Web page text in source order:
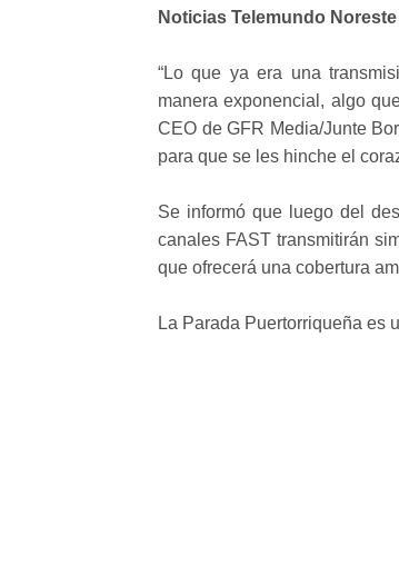
Noticias Telemundo Noreste
“Lo que ya era una
manera exponencial, algo
CEO de GFR Media/Junte
para que se les hinche el
Se informó que luego del
canales FAST transmitirán
que ofrecerá una cobertura
La Parada Puertorriqueña es